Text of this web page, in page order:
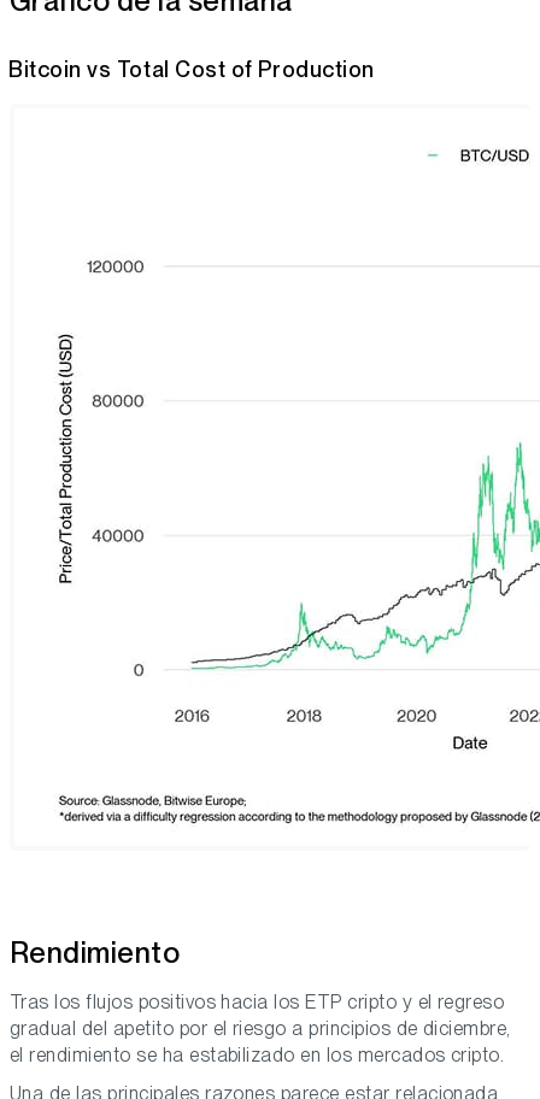
Bitcoin vs Total Cost of Production
Rendimiento
Tras los flujos positivos hacia los ETP cripto y el regreso
gradual del apetito por el riesgo a principios de diciembre,
el rendimiento se ha estabilizado en los mercados cripto.
Una de las principales razones parece estar relacionada